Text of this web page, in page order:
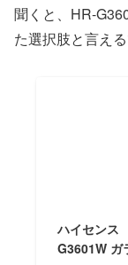
聞くと、HR-
た選択肢と言える
ハイセン
G3601W ガ